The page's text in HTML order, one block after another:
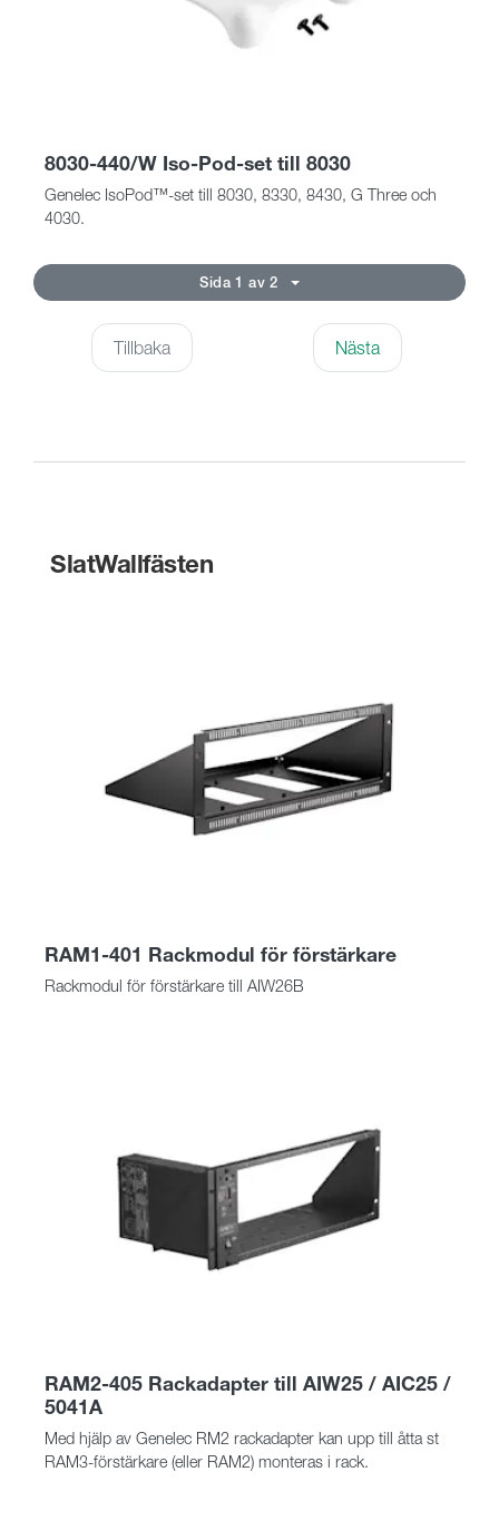
8030-440/W Iso-Pod-set till 8030
Genelec IsoPod™-set till 8030, 8330, 8430, G Three och
4030.
Sida 1 av 2
Tillbaka Nästa
SlatWallfästen
RAM1-401 Rackmodul för förstärkare
Rackmodul för förstärkare till AIW26B
RAM2-405 Rackadapter till AIW25 / AIC25 /
5041A
Med hjälp av Genelec RM2 rackadapter kan upp till åtta st
RAM3-förstärkare (eller RAM2) monteras i rack.